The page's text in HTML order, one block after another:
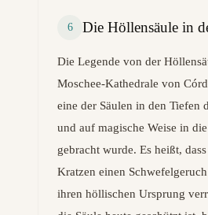
6 Die Höllensäule in
Die Legende von der
Moschee-Kathedrale von
eine der Säulen in den Tiefen
und auf magische Weise in
gebracht wurde. Es heißt,
Kratzen einen
ihren höllischen Ursprung